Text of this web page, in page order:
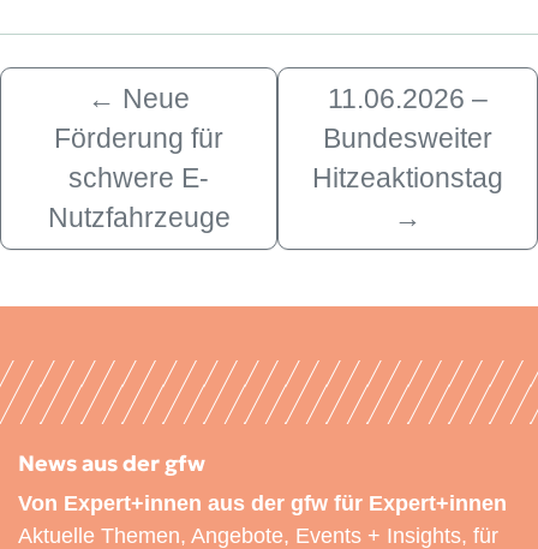
← Neue
Förderung für
schwere E-
Nutzfahrzeuge
11.06.2026 –
Bundesweiter
Hitzeaktionstag
→
News aus der gfw
Von Expert+innen aus der gfw für Expert+innen
Aktuelle Themen, Angebote, Events + Insights, für